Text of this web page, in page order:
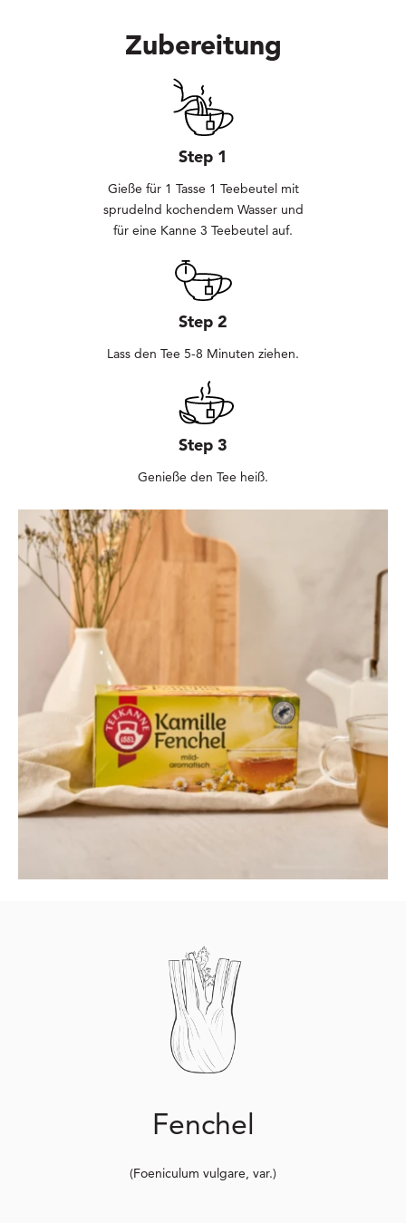
Zubereitung
Step 1
Gieße für 1 Tasse 1 Teebeutel mit
sprudelnd kochendem Wasser und
für eine Kanne 3 Teebeutel auf.
Step 2
Lass den Tee 5-8 Minuten ziehen.
Step 3
Genieße den Tee heiß.
Fenchel
(Foeniculum vulgare, var.)